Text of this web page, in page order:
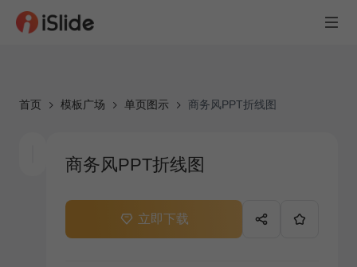
首页 模板广场 单页图示 商务风PPT折线图
商务风PPT折线图
立即下载